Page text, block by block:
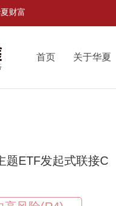
财富
首页 关于华夏
题ETF发起式联接C